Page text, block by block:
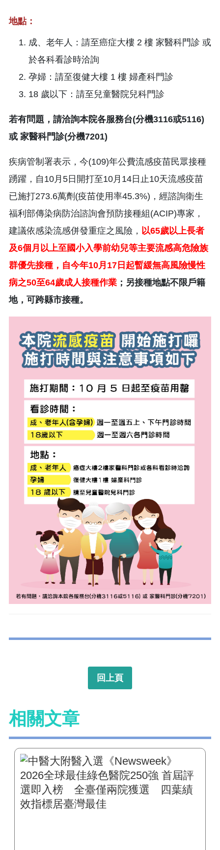
地點：
成、老年人：請至癌症大樓 2 樓 家醫科門診 或
於各科看診時洽詢
孕婦：請至復健大樓 1 樓 婦產科門診
18 歲以下：請至兒童醫院兒科門診
若有問題，請洽詢本院各服務台(分機3116或5116)
或 家醫科門診(分機7201)
疾病管制署表示，今(109)年公費流感疫苗民眾接種
踴躍，自10月5日開打至10月14日止10天流感疫苗
已施打273.6萬劑(疫苗使用率45.3%)，經諮詢衛生
福利部傳染病防治諮詢會預防接種組(ACIP)專家，
建議依感染流感併發重症之風險， 以65歲以上長者
及6個月以上至國小入學前幼兒等主要流感高危險族
群優先接種，自今年10月17日起暫緩無高風險慢性
病之50至64歲成人接種作業 ；另接種地點不限戶籍
地，可跨縣市接種。​
回上頁
相關文章